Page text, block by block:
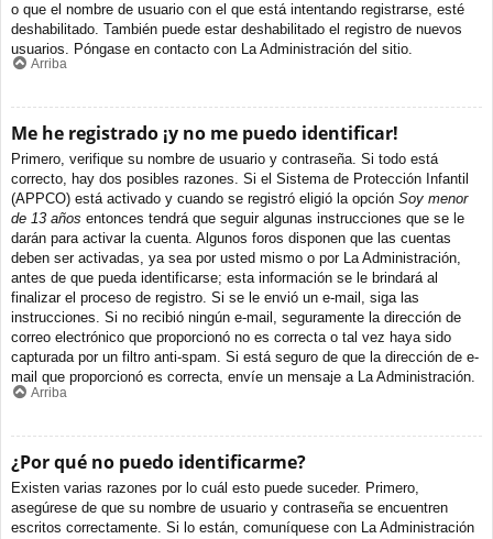
o que el nombre de usuario con el que está intentando registrarse, esté
deshabilitado. También puede estar deshabilitado el registro de nuevos
usuarios. Póngase en contacto con La Administración del sitio.
Arriba
Me he registrado ¡y no me puedo identificar!
Primero, verifique su nombre de usuario y contraseña. Si todo está
correcto, hay dos posibles razones. Si el Sistema de Protección Infantil
(APPCO) está activado y cuando se registró eligió la opción Soy menor
de 13 años entonces tendrá que seguir algunas instrucciones que se le
darán para activar la cuenta. Algunos foros disponen que las cuentas
deben ser activadas, ya sea por usted mismo o por La Administración,
antes de que pueda identificarse; esta información se le brindará al
finalizar el proceso de registro. Si se le envió un e-mail, siga las
instrucciones. Si no recibió ningún e-mail, seguramente la dirección de
correo electrónico que proporcionó no es correcta o tal vez haya sido
capturada por un filtro anti-spam. Si está seguro de que la dirección de e-
mail que proporcionó es correcta, envíe un mensaje a La Administración.
Arriba
¿Por qué no puedo identificarme?
Existen varias razones por lo cuál esto puede suceder. Primero,
asegúrese de que su nombre de usuario y contraseña se encuentren
escritos correctamente. Si lo están, comuníquese con La Administración